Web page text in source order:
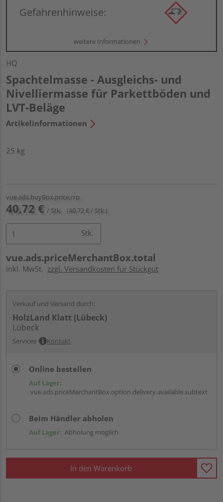
Gefahrenhinweise:
weitere Informationen
HQ
Spachtelmasse - Ausgleichs- und
Nivelliermasse für Parkettböden und
LVT-Beläge
Artikelinformationen
25 kg
vue.ads.buyBox.price.rrp
40,72 € / Stk. (40,72 € / Stk.)
Stk.
vue.ads.priceMerchantBox.total
inkl. MwSt. zzgl. Versandkosten für Stückgut
Verkauf und Versand durch:
HolzLand Klatt (Lübeck)
Lübeck
Services Kontakt
Online bestellen
Auf Lager:
vue.ads.priceMerchantBox.option.delivery.available.subtext
Beim Händler abholen
Auf Lager: Abholung möglich
In den Warenkorb